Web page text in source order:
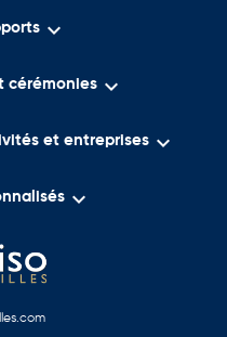
aujourd’hui un pays qui
de Chypre
complète de produits
institutionnels,

cérémonies 
et entreprises 
